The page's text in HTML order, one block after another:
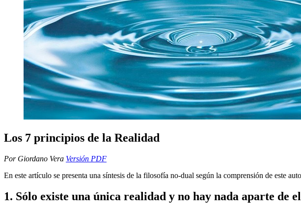
Los 7 principios de la Realidad
Por Giordano Vera Versión PDF
En este artículo se presenta una síntesis de la filosofía no-dual según la comprensión de este
1. Sólo existe una única realidad y no hay nada aparte de